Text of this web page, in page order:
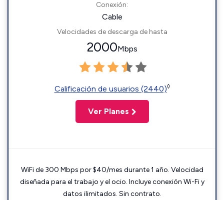
Conexión:
Cable
Velocidades de descarga de hasta
2000Mbps
Calificación de usuarios (2440)◊
Ver Planes
WiFi de 300 Mbps por $40/mes durante 1 año. Velocidad
diseñada para el trabajo y el ocio. Incluye conexión Wi-Fi y
datos ilimitados. Sin contrato.